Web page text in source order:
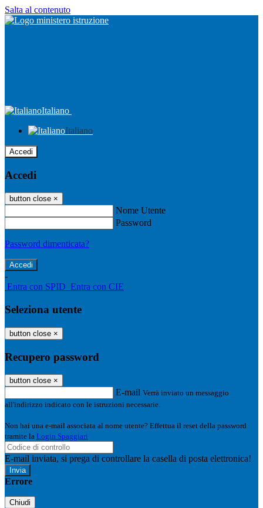
Salta al contenuto
Italiano
Italiano
Accedi
Accedi
button close ×
Nome Utente
Password
Password dimenticata?
-
Entra con SPID Entra con CIE
Seleziona utente
button close ×
Recupero password
button close ×
E-mail Verrà inviato un messaggio
all'indirizzo indicato con le istruzioni necessarie.
Non hai una e-mail associata al nome utente? Effettua il reset della password
tramite la Login Spaggiari
E-mail inviata, si prega di controllare la casella di posta elettronica!
Errore
Chiudi